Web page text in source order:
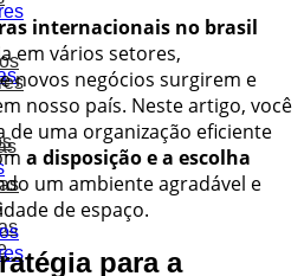
internacionais no brasil
em vários setores,
novos negócios surgirem e
nosso país. Neste artigo, você
uma organização eficiente
a disposição e a escolha
um ambiente agradável e
de espaço.
para a